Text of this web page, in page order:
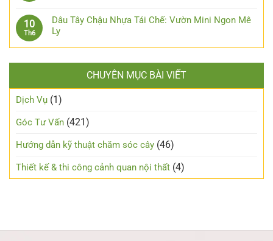
10
Th6
Dâu Tây Chậu Nhựa Tái Chế: Vườn Mini Ngon Mê
Ly
CHUYÊN MỤC BÀI VIẾT
Dịch Vụ (1)
Góc Tư Vấn (421)
Hướng dẫn kỹ thuật chăm sóc cây (46)
Thiết kế & thi công cảnh quan nội thất (4)